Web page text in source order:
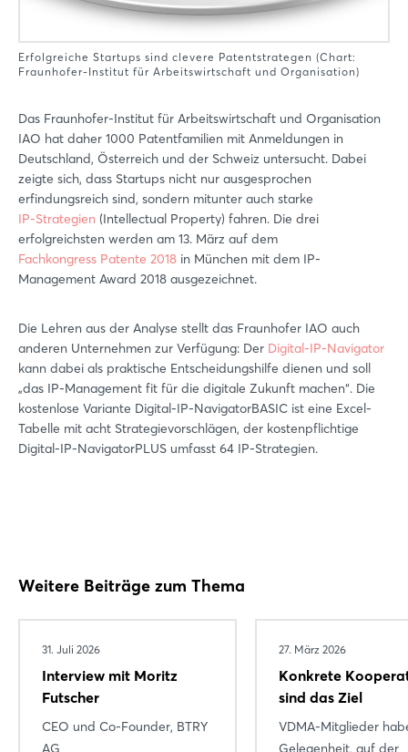
Erfolgreiche Startups sind clevere Patentstrategen (Chart:
Fraunhofer-Institut für Arbeitswirtschaft und Organisation)
Das Fraunhofer-Institut für Arbeitswirtschaft und Organisation
IAO hat daher 1000 Patentfamilien mit Anmeldungen in
Deutschland, Österreich und der Schweiz untersucht. Dabei
zeigte sich, dass Startups nicht nur ausgesprochen
erfindungsreich sind, sondern mitunter auch starke
IP-Strategien (Intellectual Property) fahren. Die drei
erfolgreichsten werden am 13. März auf dem
Fachkongress Patente 2018 in München mit dem IP-
Management Award 2018 ausgezeichnet.
Die Lehren aus der Analyse stellt das Fraunhofer IAO auch
anderen Unternehmen zur Verfügung: Der Digital-IP-Navigator
kann dabei als praktische Entscheidungshilfe dienen und soll
„das IP-Management fit für die digitale Zukunft machen“. Die
kostenlose Variante Digital-IP-NavigatorBASIC ist eine Excel-
Tabelle mit acht Strategievorschlägen, der kostenpflichtige
Digital-IP-NavigatorPLUS umfasst 64 IP-Strategien.
Weitere Beiträge zum Thema
31. Juli 2026
Interview mit Moritz
Futscher
CEO und Co-Founder, BTRY
AG
27. März 2026
Konkrete
sind das Ziel
VDMA-Mitglieder
Gelegenheit, auf der